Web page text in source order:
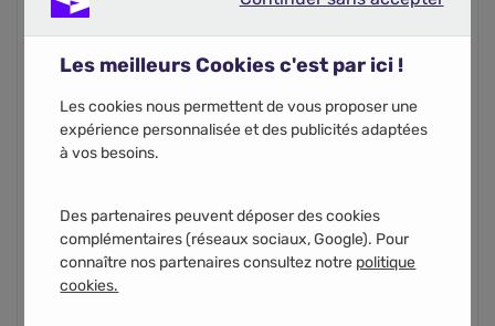
Vous recevrez votre recapitulatif de comparaison par
email. En renseignant votre numéro de téléphone, vous
acceptez d'être appelé par les partenaires d’assurance
Les meilleurs Cookies c'est par ici !
Les cookies nous permettent de vous proposer une
expérience personnalisée et des publicités adaptées
à vos besoins.
Des partenaires peuvent déposer des cookies
complémentaires (réseaux sociaux, Google). Pour
connaître nos partenaires consultez notre politique
cookies.
Continuer sans accepter